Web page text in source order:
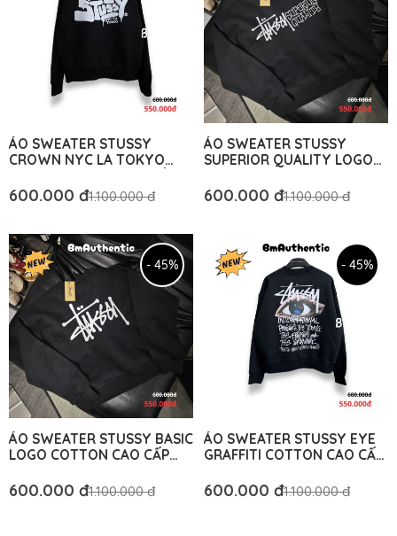
ÁO SWEATER STUSSY
CROWN NYC LA TOKYO
FORM RỘNG - BM
AUTHENTIC
600.000 đ1.100.000 đ
ÁO SWEATER STUSSY
SUPERIOR QUALITY LOGO
AUTHENTIC
600.000 đ1.100.000 đ
- 45%
ÁO SWEATER STUSSY BASIC
LOGO COTTON CAO CẤP
AUTHENTIC
600.000 đ1.100.000 đ
- 45%
ÁO SWEATER STUSSY EYE
GRAFFITI COTTON CAO CẤP
AUTHENTIC
600.000 đ1.100.000 đ